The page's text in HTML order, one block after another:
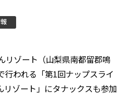
リゾート（山梨県南都留郡鳴
われる「第1回ナップスライ
リゾート」にタナックスも参加